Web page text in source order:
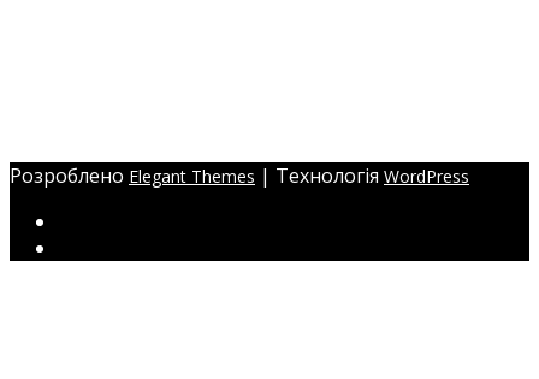
Розроблено Elegant Themes | Технологія WordPress